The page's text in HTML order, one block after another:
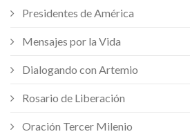
Presidentes de América
Mensajes por la Vida
Dialogando con Artemio
Rosario de Liberación
Oración Tercer Milenio